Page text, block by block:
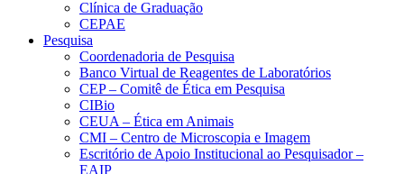
Clínica de Graduação
CEPAE
Pesquisa
Coordenadoria de Pesquisa
Banco Virtual de Reagentes de Laboratórios
CEP – Comitê de Ética em Pesquisa
CIBio
CEUA – Ética em Animais
CMI – Centro de Microscopia e Imagem
Escritório de Apoio Institucional ao Pesquisador –
EAIP